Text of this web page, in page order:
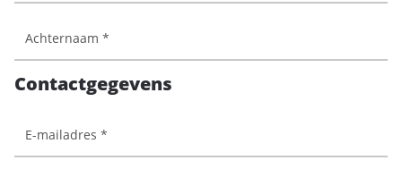
Contactgegevens